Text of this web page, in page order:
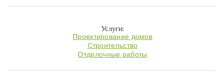
Услуги:
Проектирование домов
Строительство
Отделочные работы